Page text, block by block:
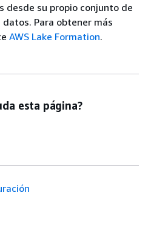
desde su propio conjunto de
datos. Para obtener más
AWS Lake Formation.
esta página?